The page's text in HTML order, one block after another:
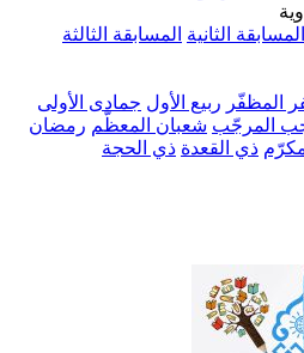
المسابقة الثانية المسابقة الثالثة
المظفّر ربيع الأول جمادى الأولى
المرجّب شعبان المعظّم رمضان
ذي القعدة ذي الحجة